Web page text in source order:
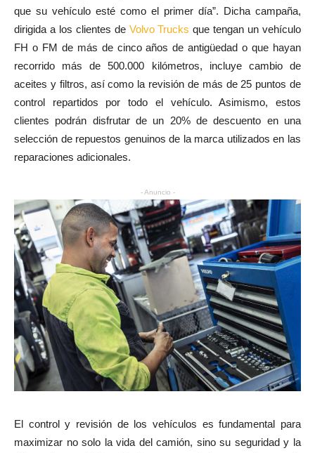
que su vehículo esté como el primer día”. Dicha campaña,
dirigida a los clientes de Volvo Trucks que tengan un vehículo
FH o FM de más de cinco años de antigüedad o que hayan
recorrido más de 500.000 kilómetros, incluye cambio de
aceites y filtros, así como la revisión de más de 25 puntos de
control repartidos por todo el vehículo. Asimismo, estos
clientes podrán disfrutar de un 20% de descuento en una
selección de repuestos genuinos de la marca utilizados en las
reparaciones adicionales.
- Anuncio -
El control y revisión de los vehículos es fundamental para
maximizar no solo la vida del camión, sino su seguridad y la